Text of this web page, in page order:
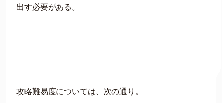
出す必要がある。
攻略難易度については、次の通り。